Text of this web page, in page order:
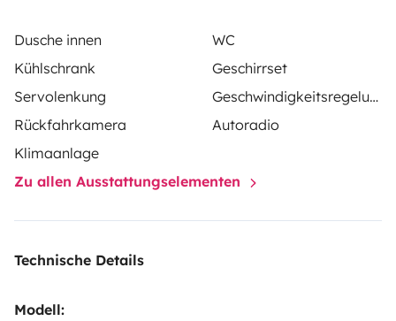
Dusche innen
WC
Kühlschrank
Geschirrset
Servolenkung
Geschwindigkeitsregelung
Rückfahrkamera
Autoradio
Klimaanlage
Zu allen Ausstattungselementen
Technische Details
Modell: